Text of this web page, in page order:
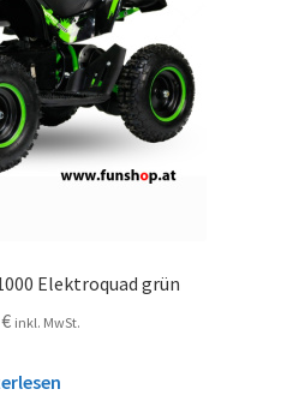
Elektroquad grün
€ inkl. MwSt.